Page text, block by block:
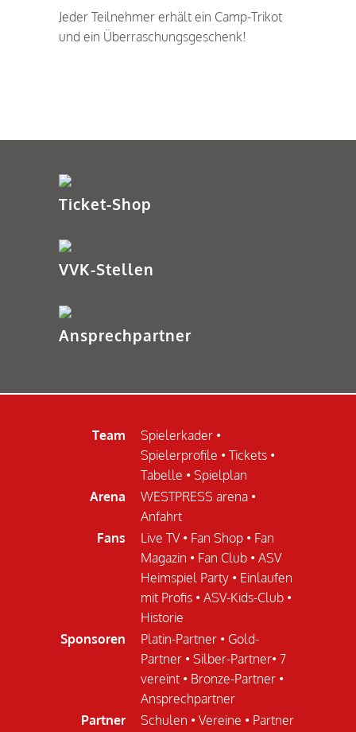
Jeder Teilnehmer erhält ein Camp-Trikot
und ein Überraschungsgeschenk!
Ticket-Shop
VVK-Stellen
Ansprechpartner
Team Spielerkader •
Spielerprofile • Tickets •
Tabelle • Spielplan
Arena
WESTPRESS arena •
Anfahrt
Fans
Live TV• Fan Shop • Fan
Magazin • Fan Club • ASV
Heimspiel Party • Einlaufen
mit Profis • ASV-Kids-Club •
Historie
Sponsoren
Platin-Partner • Gold-
Partner • Silber-Partner• 7
vereint • Bronze-Partner •
Ansprechpartner
Partner
Schulen • Vereine • Partner